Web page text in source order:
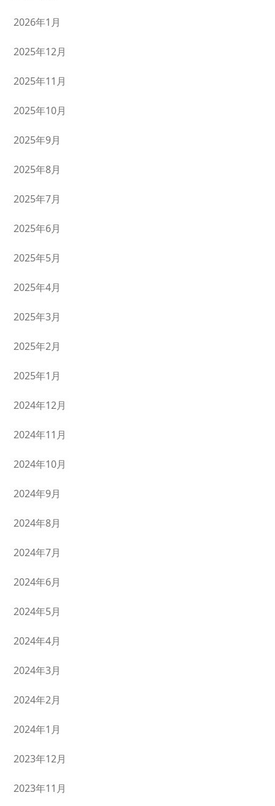
2026年1月
2025年12月
2025年11月
2025年10月
2025年9月
2025年8月
2025年7月
2025年6月
2025年5月
2025年4月
2025年3月
2025年2月
2025年1月
2024年12月
2024年11月
2024年10月
2024年9月
2024年8月
2024年7月
2024年6月
2024年5月
2024年4月
2024年3月
2024年2月
2024年1月
2023年12月
2023年11月